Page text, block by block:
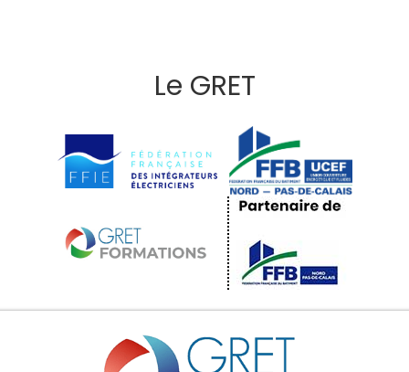
Le GRET